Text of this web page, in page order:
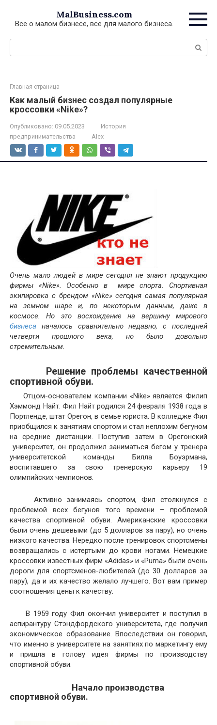
контенту
MalBusiness.com
Все о малом бизнесе, все для малого бизнеса.
Поиск:
Главная страница
Как малый бизнес создал популярные
кроссовки «Nike»?
Опубликовано: 09.05.2023
История
предпринимательства
Alex
Очень мало людей в мире сегодня не знают продукцию
фирмы «Nike». Особенно в мире спорта. Спортивная
экипировка с брендом «Nike» сегодня самая популярная
на земном шаре и, по некоторым данным, даже в
космосе. Но это восхождение на вершину мирового
бизнеса началось сравнительно недавно, с последней
четверти прошлого века, но было довольно
стремительным.
Решение проблемы качественной
спортивной обуви.
Отцом-основателем компании «Nike» является Филип
Хэммонд Найт. Фил Найт родился 24 февраля 1938 года в
Портленде, штат Орегон, в семье юриста. В колледже Фил
приобщился к занятиям спортом и стал неплохим бегуном
на средние дистанции. Поступив затем в Орегонский
университет, он продолжил заниматься бегом у тренера
университетской команды Билла Боуэрмана,
воспитавшего за свою тренерскую карьеру 19
олимпийских чемпионов.
Активно занимаясь спортом, Фил столкнулся с
проблемой всех бегунов того времени – проблемой
качества спортивной обуви. Американские кроссовки
были очень дешевыми (до 5 долларов за пару), но очень
низкого качества. Нередко после тренировок спортсмены
возвращались с истертыми до крови ногами. Немецкие
кроссовки известных фирм «Adidas» и «Puma» были очень
дороги для спортсменов-любителей (до 30 долларов за
пару), да и их качество желало лучшего. Вот вам пример
соотношения цены к качеству.
В 1959 году Фил окончил университет и поступил в
аспирантуру Стэндфордского университета, где получил
экономическое образование. Впоследствии он говорил,
что именно в университете на занятиях по маркетингу ему
и пришла в голову идея фирмы по производству
спортивной обуви.
Начало производства
спортивной обуви.